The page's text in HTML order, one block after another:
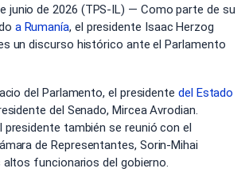
junio de 2026 (TPS-IL) — Como parte de su
a Rumanía, el presidente Isaac Herzog
un discurso histórico ante el Parlamento
del Parlamento, el presidente del Estado
del Senado, Mircea Avrodian.
también se reunió con el
de Representantes, Sorin-Mihai
funcionarios del gobierno.